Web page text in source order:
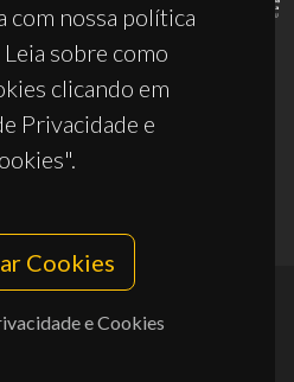
com nossa política
sobre como
clicando em
Privacidade e
Cookies
e Cookies
UID/PRR/50011/2025
UID/PRR2/50011/2025
CICECO